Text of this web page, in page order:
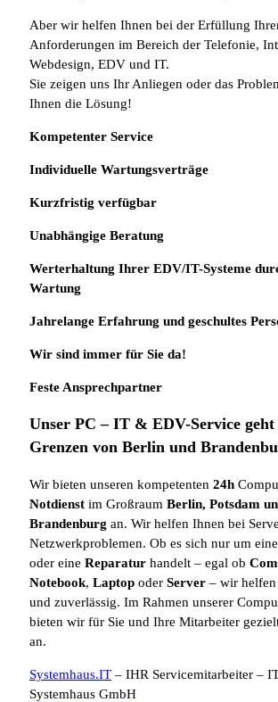
Aber wir helfen Ihnen bei der Erfüllung
Anforderungen im Bereich der Telefonie,
Webdesign, EDV und IT.
Sie zeigen uns Ihr Anliegen oder das
Ihnen die Lösung!
Kompetenter Service
Individuelle Wartungsverträge
Kurzfristig verfügbar
Unabhängige Beratung
Werterhaltung Ihrer EDV/IT-Systeme
Wartung
Jahrelange Erfahrung und geschultes
Wir sind immer für Sie da!
Feste Ansprechpartner
Unser PC – IT & EDV-Service
Grenzen von Berlin und
Wir bieten unseren kompetenten 24h
Notdienst im Großraum Berlin, Potsdam
Brandenburg an. Wir helfen Ihnen bei
Netzwerkproblemen. Ob es sich nur um eine
oder eine Reparatur handelt – egal ob
Notebook, Laptop oder Server – wir
und zuverlässig. Im Rahmen unserer
bieten wir für Sie und Ihre Mitarbeiter
an.
Systemhaus.IT – IHR Servicemitarbeiter –
Systemhaus GmbH